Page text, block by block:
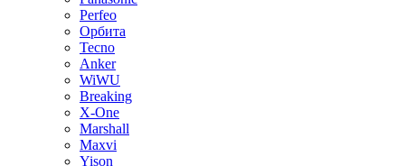
Perfeo
Орбита
Tecno
Anker
WiWU
Breaking
X-One
Marshall
Maxvi
Yison